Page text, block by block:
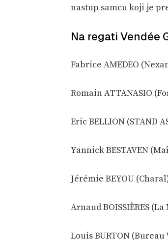
nastup samcu koji je
Na regati Vendée
Fabrice AMEDEO
Romain ATTANASIO
Eric BELLION (STAND
Yannick BESTAVEN
Jérémie BEYOU
Arnaud BOISSIÈRES
Louis BURTON (Bureau